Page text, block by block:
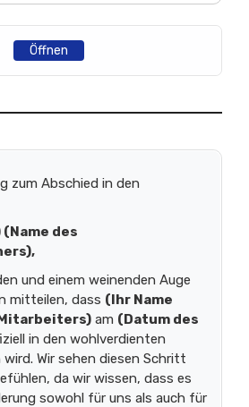
Öffnen
zum Abschied in den
(Name des
,
und einem weinenden Auge
mitteilen, dass (Ihr Name
am (Datum des
in den wohlverdienten
Wir sehen diesen Schritt
da wir wissen, dass es
sowohl für uns als auch für